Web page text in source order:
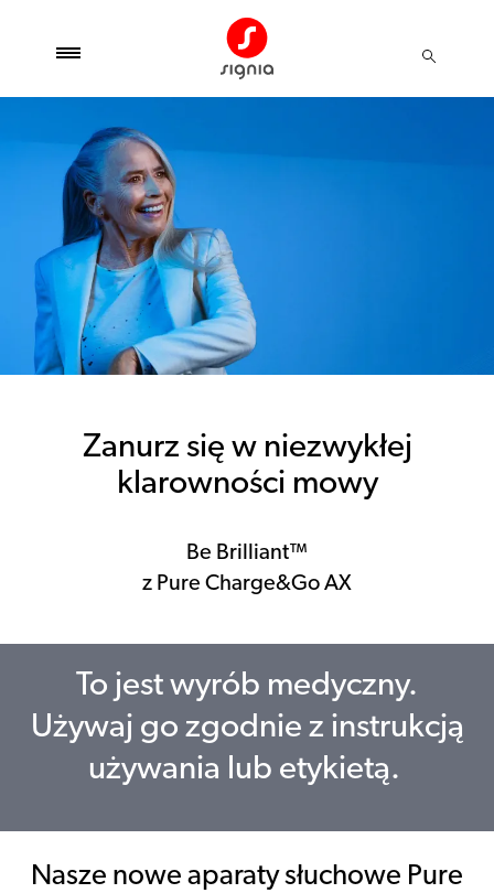
Zanurz się w niezwykłej
klarowności mowy
Be Brilliant™
z Pure Charge&Go AX
To jest wyrób medyczny.
Używaj go zgodnie z instrukcją
używania lub etykietą.
Nasze nowe aparaty słuchowe Pure